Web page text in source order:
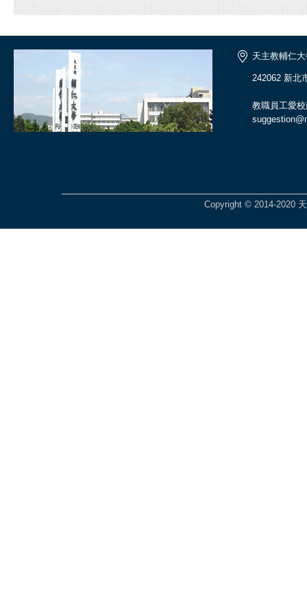
天主教輔仁
242062 新北
教職員工愛
Copyright © 2014-2020